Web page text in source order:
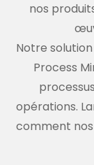
nos
Notre solution
Process
opérations.
comment